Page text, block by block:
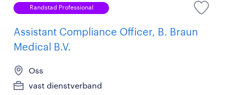
Randstad Professional
Assistant Compliance Officer, B. Braun
Medical B.V.
Oss
vast dienstverband